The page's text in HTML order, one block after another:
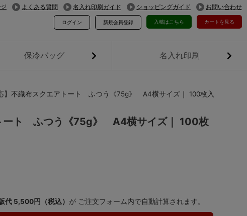
よくある質問 名入れ印刷ガイド ショッピングガイド お問い合わせ
カートを見る
入稿はこちら
ログイン 新規会員登録
保冷バッグ 名入れ印刷
】不織布スクエアトート ふつう《75g》 A4横サイズ｜ 100枚入
ート ふつう《75g》 A4横サイズ｜ 100枚
代 5,500円（税込） が ご注文フォーム内で自動計算されます。